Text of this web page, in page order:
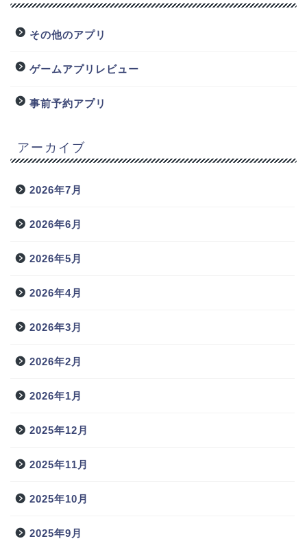
その他のアプリ
ゲームアプリレビュー
事前予約アプリ
アーカイブ
2026年7月
2026年6月
2026年5月
2026年4月
2026年3月
2026年2月
2026年1月
2025年12月
2025年11月
2025年10月
2025年9月